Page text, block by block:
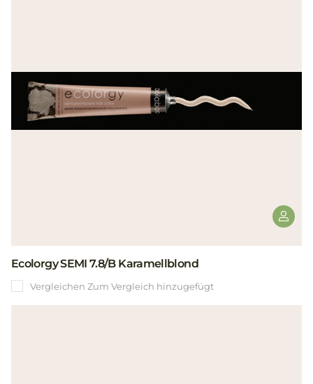
Ecolorgy SEMI 7.8/B Karamellblond
Vergleichen Zum Vergleich hinzugefügt